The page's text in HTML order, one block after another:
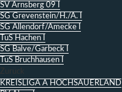
SV Arnsberg 09 I
SG Grevenstein/H./A. I
SG Allendorf/Amecke I
TuS Hachen I
SG Balve/Garbeck I
TuS Bruchhausen I
Zurück
KREISLIGA A HOCHSAUERLAND